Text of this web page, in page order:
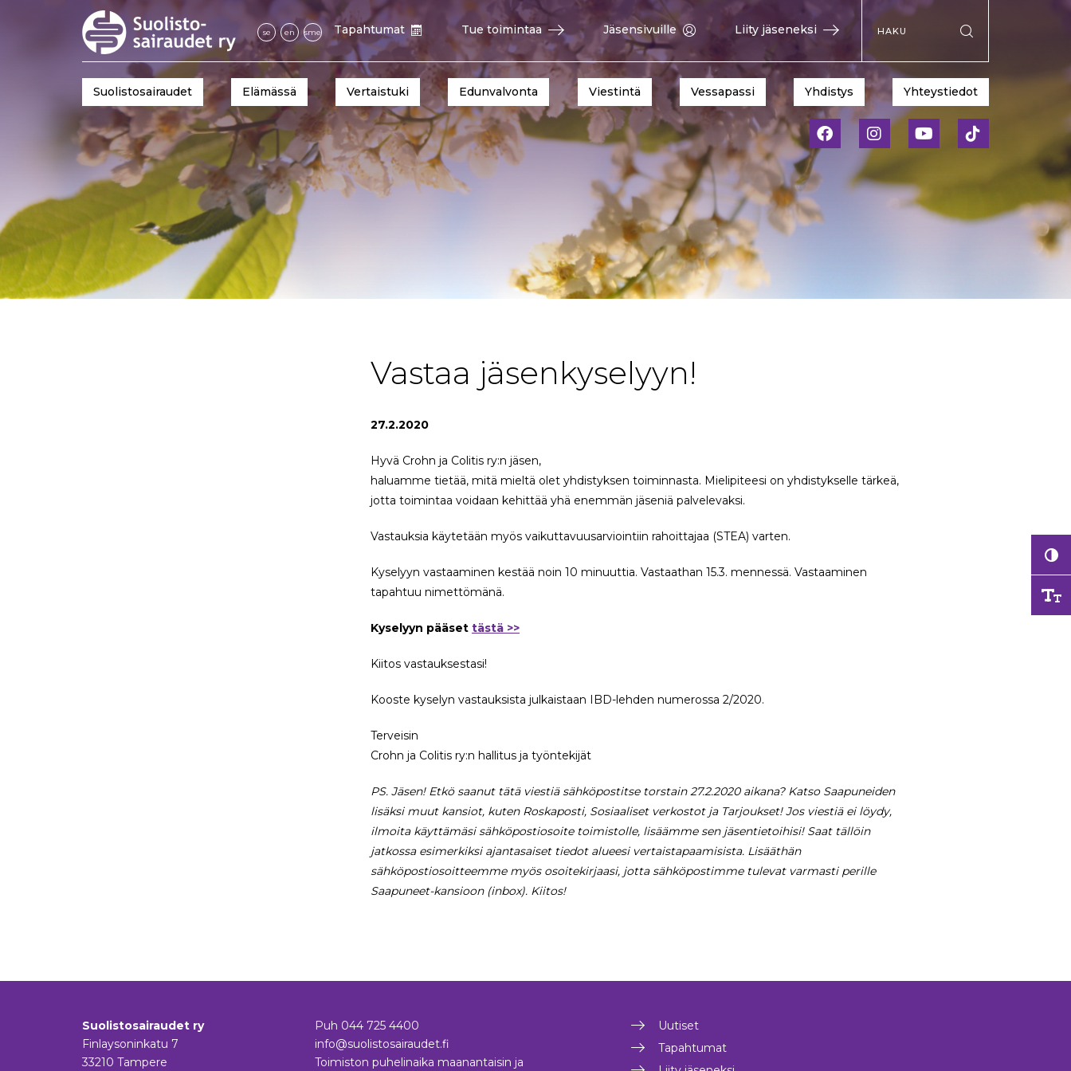
se en sme Tapahtumat Tue toimintaa Jäsensivuille Liity jäseneksi
Hae sivustolta
Suolistosairaudet Elämässä Vertaistuki Edunvalvonta Viestintä Vessapassi Yhdistys Yhteystiedot
Vastaa jäsenkyselyyn!
27.2.2020
Hyvä Crohn ja Colitis ry:n jäsen,
haluamme tietää, mitä mieltä olet yhdistyksen toiminnasta. Mielipiteesi on yhdistykselle tärkeä,
jotta toimintaa voidaan kehittää yhä enemmän jäseniä palvelevaksi.
Vastauksia käytetään myös vaikuttavuusarviointiin rahoittajaa (STEA) varten.
Kyselyyn vastaaminen kestää noin 10 minuuttia. Vastaathan 15.3. mennessä. Vastaaminen
tapahtuu nimettömänä.
Kyselyyn pääset tästä >>
Kiitos vastauksestasi!
Kooste kyselyn vastauksista julkaistaan IBD-lehden numerossa 2/2020.
Terveisin
Crohn ja Colitis ry:n hallitus ja työntekijät
PS. Jäsen! Etkö saanut tätä viestiä sähköpostitse torstain 27.2.2020 aikana? Katso Saapuneiden
lisäksi muut kansiot, kuten Roskaposti, Sosiaaliset verkostot ja Tarjoukset! Jos viestiä ei löydy,
ilmoita käyttämäsi sähköpostiosoite toimistolle, lisäämme sen jäsentietoihisi! Saat tällöin
jatkossa esimerkiksi ajantasaiset tiedot alueesi vertaistapaamisista. Lisääthän
sähköpostiosoitteemme myös osoitekirjaasi, jotta sähköpostimme tulevat varmasti perille
Saapuneet-kansioon (inbox). Kiitos!
Suolistosairaudet ry
Finlaysoninkatu 7
33210 Tampere
Puh 044 725 4400
info@suolistosairaudet.fi
Toimiston puhelinaika maanantaisin ja
Uutiset
Tapahtumat